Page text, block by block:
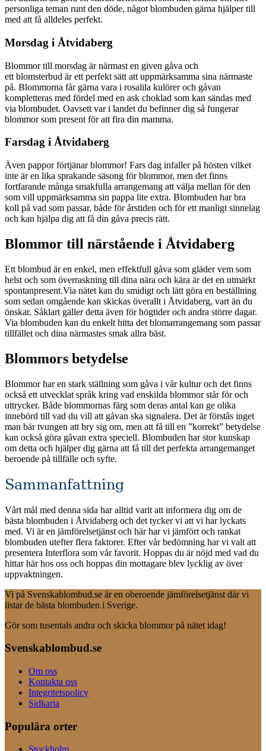
personliga teman runt den döde, något blombuden gärna hjälper till
med att få alldeles perfekt.
Morsdag i Åtvidaberg
Blommor till morsdag är närmast en given gåva och
ett blomsterbud är ett perfekt sätt att uppmärksamma sina närmaste
på. Blommorna får gärna vara i rosalila kulörer och gåvan
kompletteras med fördel med en ask choklad som kan sändas med
via blombudet. Oavsett var i landet du befinner dig så fungerar
blommor som present för att fira din mamma.
Farsdag i Åtvidaberg
Även pappor förtjänar blommor! Fars dag infaller på hösten vilket
inte är en lika sprakande säsong för blommor, men det finns
fortfarande många smakfulla arrangemang att välja mellan för den
som vill uppmärksamma sin pappa lite extra. Blombuden har bra
koll på vad som passar, både för årstiden och för ett manligt sinnelag
och kan hjälpa dig att få din gåva precis rätt.
Blommor till närstående i Åtvidaberg
Ett blombud är en enkel, men effektfull gåva som gläder vem som
helst och som överraskning till dina nära och kära är det en utmärkt
spontanpresent.Via nätet kan du smidigt och lätt göra en beställning
som sedan omgående kan skickas överallt i Åtvidaberg, vart än du
önskar. Såklart gäller detta även för högtider och andra större dagar.
Via blombuden kan du enkelt hitta det blomarrangemang som passar
tillfället och dina närmastes smak allra bäst.
Blommors betydelse
Blommor har en stark ställning som gåva i vår kultur och det finns
också ett utvecklat språk kring vad enskilda blommor står för och
uttrycker. Både blommornas färg som deras antal kan ge olika
innebörd till vad du vill att gåvan ska signalera. Det är förstås inget
man bär tvungen att bry sig om, men att få till en ”korrekt” betydelse
kan också göra gåvan extra speciell. Blombuden har stor kunskap
om detta och hjälper dig gärna att få till det perfekta arrangemanget
beroende på tillfälle och syfte.
Sammanfattning
Vårt mål med denna sida har alltid varit att informera dig om de
bästa blombuden i Åtvidaberg och det tycker vi att vi har lyckats
med. Vi är en jämförelsetjänst och här har vi jämfört och rankat
blombuden utefter flera faktorer. Efter vår bedömning har vi valt att
presentera Interflora som vår favorit. Hoppas du är nöjd med vad du
hittar här hos oss och hoppas din mottagare blev lycklig av över
uppvaktningen.
Vi på Svenskablombud.se är en oberoende jämförelsetjänst där vi
listar de bästa blombuden i Sverige.
Gör som tusentals andra och skicka blommor på nätet idag!
Svenskablombud.se
Om oss
Kontakta oss
Integritetspolicy
Sidkarta
Populära orter